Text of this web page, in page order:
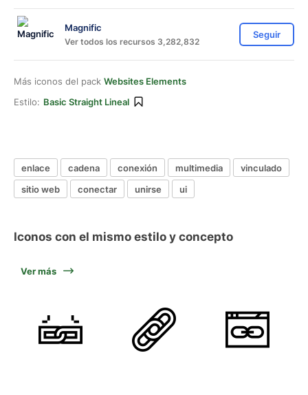
Magnific
Ver todos los recursos 3,282,832
Seguir
Más iconos del pack Websites Elements
Estilo: Basic Straight Lineal
enlace cadena conexión multimedia
vinculado
sitio web
conectar unirse ui
Iconos con el mismo estilo y concepto
Ver más